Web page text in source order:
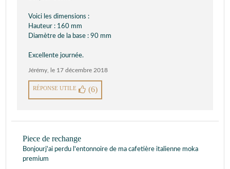
Voici les dimensions :
Hauteur : 160 mm
Diamètre de la base : 90 mm
Excellente journée.
Jérémy, le 17 décembre 2018
RÉPONSE UTILE (6)
Piece de rechange
Bonjourj'ai perdu l'entonnoire de ma cafetière italienne moka
premium